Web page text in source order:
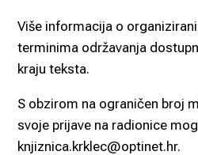
Više informacija o
terminima održavanja
kraju teksta.
S obzirom na ograničen broj
svoje prijave na radionice
knjiznica.krklec@optinet.hr.